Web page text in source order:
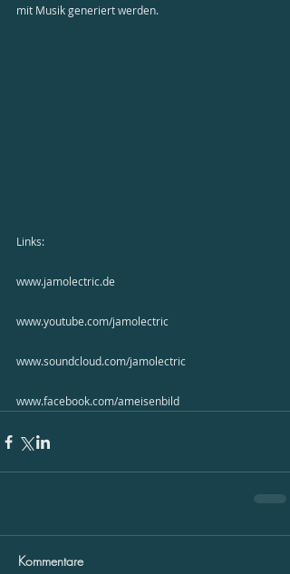
mit Musik generiert werden.
Links:
www.jamolectric.de
www.youtube.com/jamolectric
www.soundcloud.com/jamolectric
www.facebook.com/ameisenbild
Kommentare